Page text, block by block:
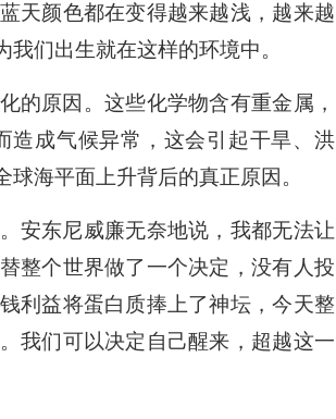
天颜色都在变得越来越浅，越来越
们出生就在这样的环境中。
的原因。这些化学物含有重金属，
造成气候异常，这会引起干旱、洪
海平面上升背后的真正原因。
安东尼威廉无奈地说，我都无法让
整个世界做了一个决定，没有人投
利益将蛋白质捧上了神坛，今天整
我们可以决定自己醒来，超越这一